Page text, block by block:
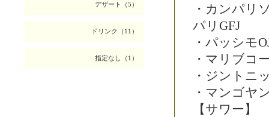
デザート（5）
ドリンク（11）
指定なし（1）
・カンパリ
パリGFJ
・パッシモ
・マリブコ
・ジントニ
・マンゴヤ
【サワー】